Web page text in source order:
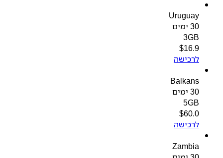
Uruguay
3GB
$16.9
לרכישה
Balkans
5GB
$60.0
לרכישה
Zambia